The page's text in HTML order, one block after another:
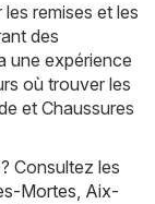
remises et les
des
une expérience
où trouver les
et Chaussures
Consultez les
Mortes, Aix-